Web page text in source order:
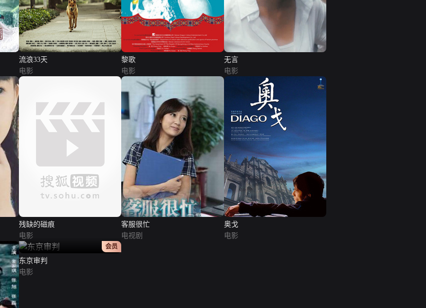
流浪33天
电影
黎歌
电影
无言
电影
残缺的磁痕
电影
客服很忙
电视剧
奥戈
电影
正片
会员
东京审判
电影